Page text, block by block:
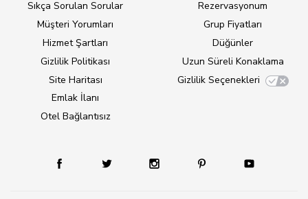
Sıkça Sorulan Sorular
Müşteri Yorumları
Hizmet Şartları
Gizlilik Politikası
Site Haritası
Emlak İlanı
Otel Bağlantısız
Rezervasyonum
Grup Fiyatları
Düğünler
Uzun Süreli Konaklama
Gizlilik Seçenekleri